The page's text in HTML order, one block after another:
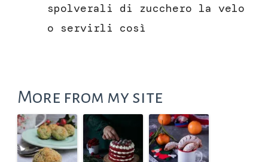
spolverali di zucchero la velo
o servirli così
More from my site